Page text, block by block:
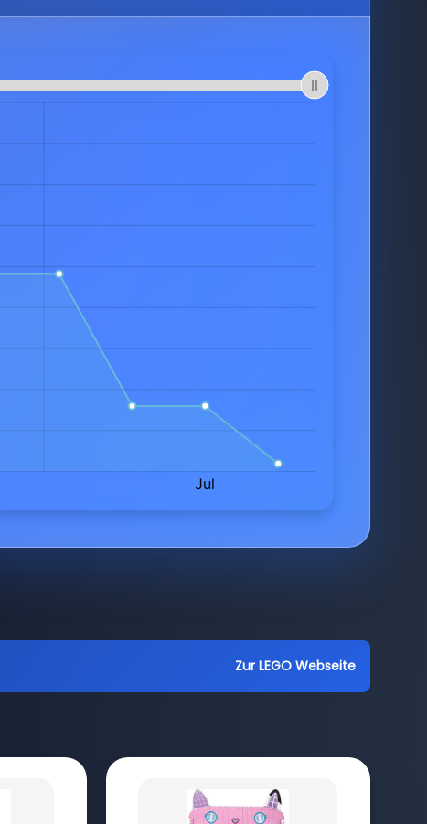
Zur LEGO Webseite